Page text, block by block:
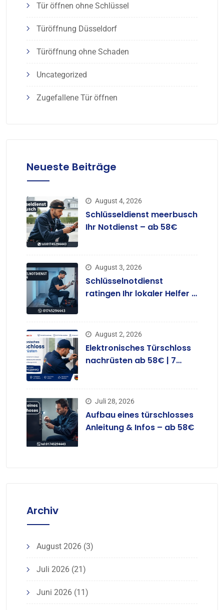
Tür öffnen ohne Schlüssel
Türöffnung Düsseldorf
Türöffnung ohne Schaden
Uncategorized
Zugefallene Tür öffnen
Neueste Beiträge
August 4, 2026
Schlüsseldienst meerbusch
Ihr Notdienst – ab 58€
August 3, 2026
Schlüsselnotdienst
ratingen Ihr lokaler Helfer –
August 2, 2026
Elektronisches Türschloss
nachrüsten ab 58€ | 7
Juli 28, 2026
Aufbau eines türschlosses
Anleitung & Infos – ab 58€
Archiv
August 2026 (3)
Juli 2026 (21)
Juni 2026 (11)